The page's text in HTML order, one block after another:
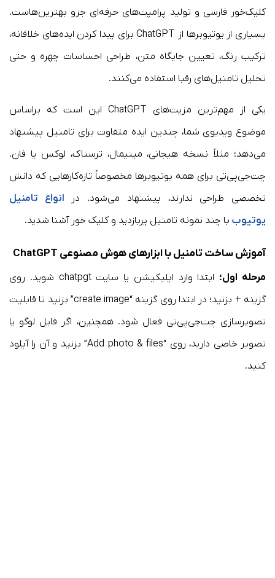
کلیک‌خور فارسی و تولید پرامپت‌های حرفه‌ای جزو بهترین‌هاست.
بسیاری از یوتیوبرها از ChatGPT برای پیدا کردن ایده‌های خلاقانه،
ترکیب رنگ، تعیین جایگاه متن، طراحی احساسات چهره و حتی
تحلیل تامنیل‌های رقبا استفاده می‌کنند.
یکی از مهم‌ترین مزیت‌های ChatGPT این است که براساس
موضوع ویدیوی شما، چندین ایده متفاوت برای تامنیل پیشنهاد
می‌دهد؛ مثلاً نسخه هیجانی، مینیمال، ترسناک، لوکس یا فان.
چت‌جی‌پی‌تی برای همه یوتیوبرها مخصوصاً تازه‌کارهایی که دانش
تخصصی طراحی ندارند، پیشنهاد می‌شود. در انواع تامنیل
یوتیوب با چند نمونه تامنیل پربازدید و کلیک خور آشنا شدید.
آموزش ساخت تامنیل با ابزارهای هوش مصنوعی ChatGPT
مرحله اول؛
ابتدا وارد اپلیکیشن یا سایت chatpgt شوید. روی
گزینه + بزنید؛ در ابتدا روی گزینه “create image” بزنید تا قابلیت
تصویرسازی چت‌جی‌پی‌تی فعال شود. همچنین، اگر فایل لوگو یا
تصویر خاصی دارید، روی “Add photo & files” بزنید و آن را آپلود
کنید.